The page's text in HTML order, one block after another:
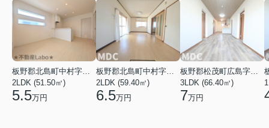
板野郡北島町中村字東堤ノ内
2LDK (51.50㎡)
5.5万円
板野郡北島町中村字本須
2LDK (59.40㎡)
6.5万円
板野郡松茂町広島字南ハリ
3LDK (66.40㎡)
7万円